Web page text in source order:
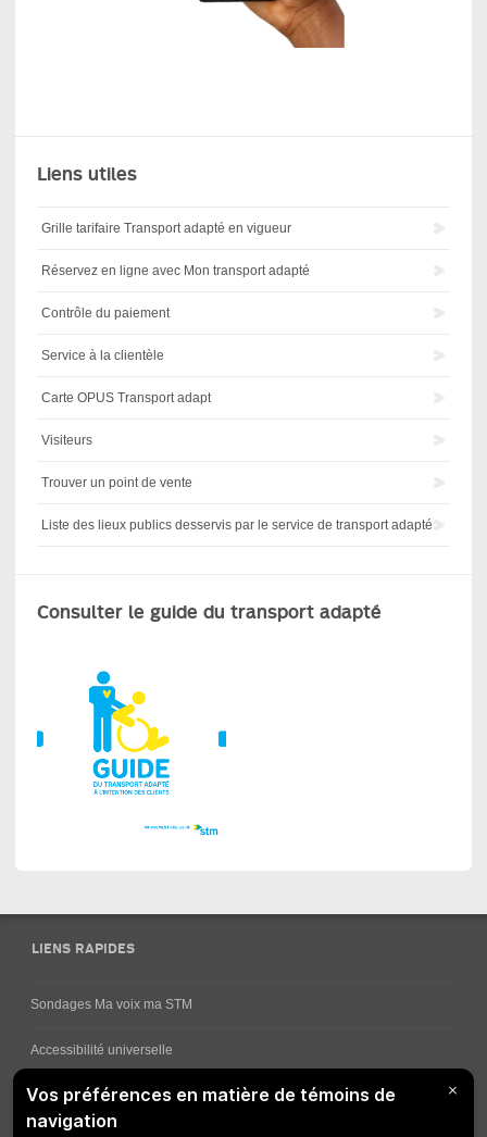
Liens utiles
Grille tarifaire Transport adapté en vigueur
Réservez en ligne avec Mon transport adapté
Contrôle du paiement
Service à la clientèle
Carte OPUS Transport adapt
Visiteurs
Trouver un point de vente
Liste des lieux publics desservis par le service de transport adapté
Consulter le guide du transport adapté
LIENS RAPIDES
Sondages Ma voix ma STM
Accessibilité universelle
Comment obtenir vos horaires de bus